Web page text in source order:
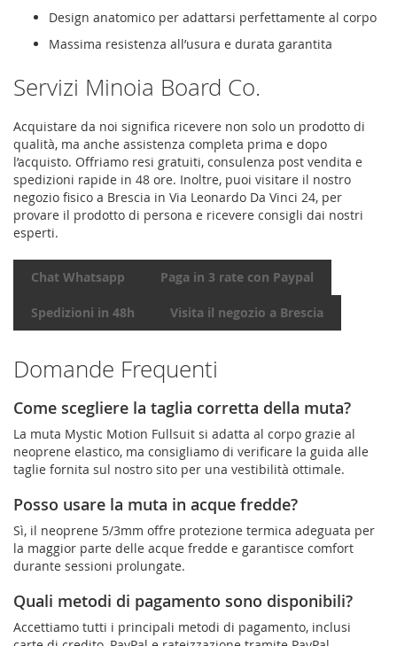
Design anatomico per adattarsi perfettamente al corpo
Massima resistenza all’usura e durata garantita
Servizi Minoia Board Co.
Acquistare da noi significa ricevere non solo un prodotto di
qualità, ma anche assistenza completa prima e dopo
l’acquisto. Offriamo resi gratuiti, consulenza post vendita e
spedizioni rapide in 48 ore. Inoltre, puoi visitare il nostro
negozio fisico a Brescia in Via Leonardo Da Vinci 24, per
provare il prodotto di persona e ricevere consigli dai nostri
esperti.
Chat Whatsapp Paga in 3 rate con Paypal
Spedizioni in 48h Visita il negozio a Brescia
Domande Frequenti
Come scegliere la taglia corretta della muta?
La muta Mystic Motion Fullsuit si adatta al corpo grazie al
neoprene elastico, ma consigliamo di verificare la guida alle
taglie fornita sul nostro sito per una vestibilità ottimale.
Posso usare la muta in acque fredde?
Sì, il neoprene 5/3mm offre protezione termica adeguata per
la maggior parte delle acque fredde e garantisce comfort
durante sessioni prolungate.
Quali metodi di pagamento sono disponibili?
Accettiamo tutti i principali metodi di pagamento, inclusi